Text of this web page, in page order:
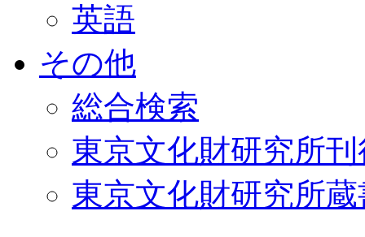
英語
その他
総合検索
東京文化財研究所
東京文化財研究所